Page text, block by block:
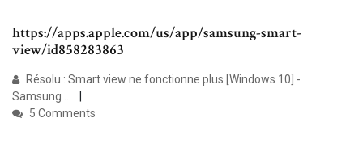
https://apps.apple.com/us/app/samsung-smart-
view/id858283863
Résolu : Smart view ne fonctionne plus [Windows 10] -
Samsung ...
5 Comments